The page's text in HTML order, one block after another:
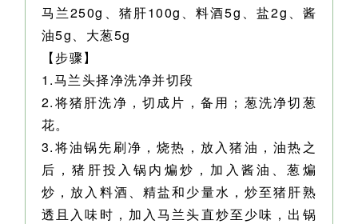
马兰250g、猪肝100g、料酒5g、盐2g、酱
油5g、大葱5g
【步骤】
1.马兰头择净洗净并切段
2.将猪肝洗净，切成片，备用；葱洗净切葱
花。
3.将油锅先刷净，烧热，放入猪油，油热之
后，猪肝投入锅内煸炒，加入酱油、葱煸
炒，放入料酒、精盐和少量水，炒至猪肝熟
透且入味时，加入马兰头直炒至少味，出锅